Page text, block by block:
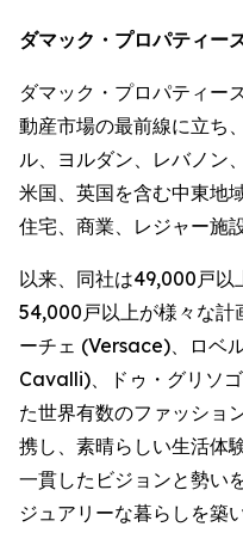
ダマック・プロパティー
ダマック・プロパティー
動産市場の最前線に立ち
ル、ヨルダン、レバノン
米国、英国を含む中東地
住宅、商業、レジャー施
以来、同社は49,000戸以
54,000戸以上が様々な計
ーチェ (Versace)、ロベ
Cavalli)、ドゥ・グリソ
た世界有数のファッショ
携し、素晴らしい生活体
一貫したビジョンと勢い
ジュアリーな暮らしを築